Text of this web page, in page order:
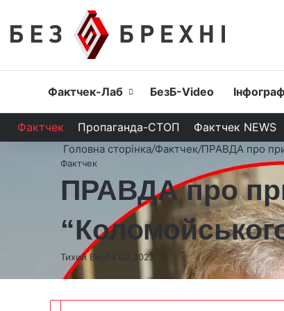
Головна
Фактчек-Лаб БезБ-Video
Фактчек Пропаганда-СТОП Фактчек NEWS
Головна сторінка/Фактчек/ПРАВДА про
Фактчек
ПРАВДА про
Тихий Вир 14.02.2022